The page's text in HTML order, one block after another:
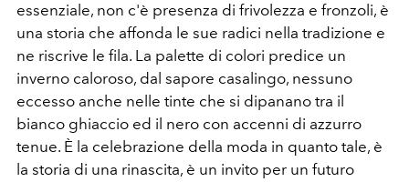
essenziale, non c'è presenza di frivolezza e fronzoli, è
una storia che affonda le sue radici nella tradizione e
ne riscrive le fila. La palette di colori predice un
inverno caloroso, dal sapore casalingo, nessuno
eccesso anche nelle tinte che si dipanano tra il
bianco ghiaccio ed il nero con accenni di azzurro
tenue. È la celebrazione della moda in quanto tale, è
la storia di una rinascita, è un invito per un futuro